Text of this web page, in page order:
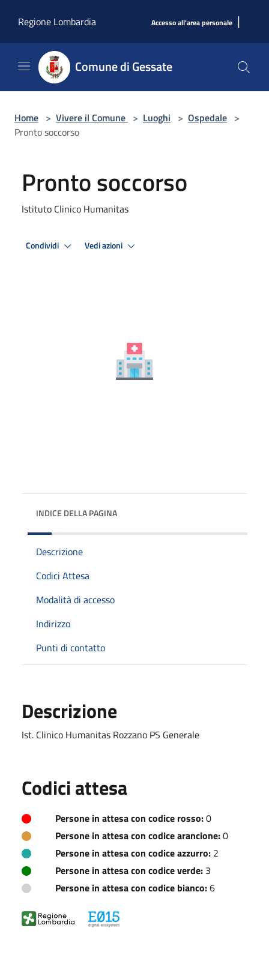
Regione Lombardia
Accesso all'area personale |
Comune di Gessate
Home > Vivere il Comune > Luoghi > Ospedale >
Pronto soccorso
Pronto soccorso
Istituto Clinico Humanitas
Condividi Vedi azioni
INDICE DELLA PAGINA
Descrizione
Codici Attesa
Modalità di accesso
Indirizzo
Punti di contatto
Descrizione
Ist. Clinico Humanitas Rozzano PS Generale
Codici attesa
Persone in attesa con codice rosso:0
Persone in attesa con codice arancione:0
Persone in attesa con codice azzurro: 2
Persone in attesa con codice verde: 3
Persone in attesa con codice bianco:6